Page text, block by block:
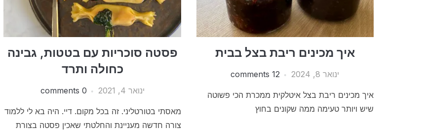
איך מכינים ריבת בצל בבית
ינואר 8, 2024 12 comments
איך מכינים ריבת בצל איטלקית ממכרת הכי פשוטה
שיש ויותר טעימה ממה שקונים בחוץ
פסטה סוכריות עם בטטות, גבינה
כחולה ותרד
ינואר 4, 2021 0 comments
מאסתי בטורטליני. זה בכל מקום. דיי. היה בא לי ללמוד
צורה חדשה מעניינת והחלטתי שאכין פסטה בצורת